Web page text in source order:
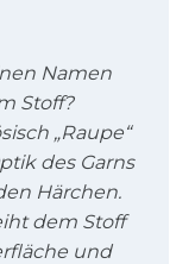
Namen
Stoff?
„Raupe“
des Garns
Härchen.
dem Stoff
und